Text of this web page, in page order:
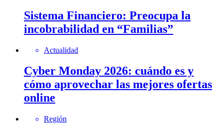
Sistema Financiero: Preocupa la
incobrabilidad en “Familias”
Actualidad
Cyber Monday 2026: cuándo es y
cómo aprovechar las mejores ofertas
online
Región